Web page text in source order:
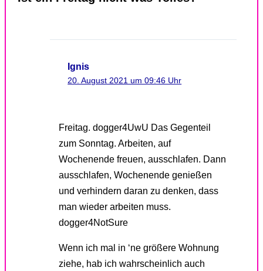
Ignis
20. August 2021 um 09:46 Uhr
Freitag. dogger4UwU Das Gegenteil
zum Sonntag. Arbeiten, auf
Wochenende freuen, ausschlafen. Dann
ausschlafen, Wochenende genießen
und verhindern daran zu denken, dass
man wieder arbeiten muss.
dogger4NotSure
Wenn ich mal in ‘ne größere Wohnung
ziehe, hab ich wahrscheinlich auch